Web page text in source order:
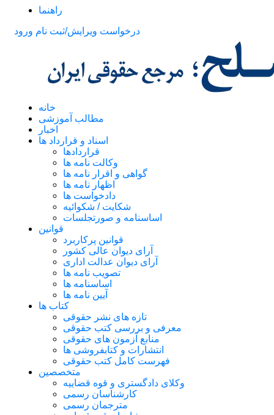
راهنما
درخواست ویرایش/ثبت نام ورود
خانه
مطالب آموزشی
اخبار
اسناد و قرارداد ها
قراردادها
وکالت نامه ها
گواهی و اقرار نامه ها
اظهار نامه ها
دادخواست ها
شکایت / شکوائیه
اساسنامه و صورتجلسات
قوانین
قوانین پرکاربرد
آرای دیوان عالی کشور
آرای دیوان عدالت اداری
تصویب نامه ها
اساسنامه ها
آیین نامه ها
کتاب ها
تازه های نشر حقوقی
معرفی و بررسی کتب حقوقی
منابع آزمون های حقوقی
انتشارات و کتابفروشی ها
فهرست کامل کتب حقوقی
متخصصین
وکلای دادگستری و قوه قضاییه
کارشناسان رسمی
مترجمان رسمی